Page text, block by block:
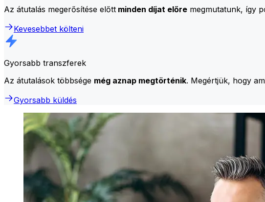
Az átutalás megerősítése előtt minden díjat előre megmutatunk, így
Kevesebbet költeni
Gyorsabb transzferek
Az átutalások többsége még aznap megtörténik. Megértjük, hogy
Gyorsabb küldés